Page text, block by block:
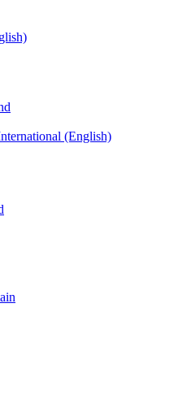
(English)